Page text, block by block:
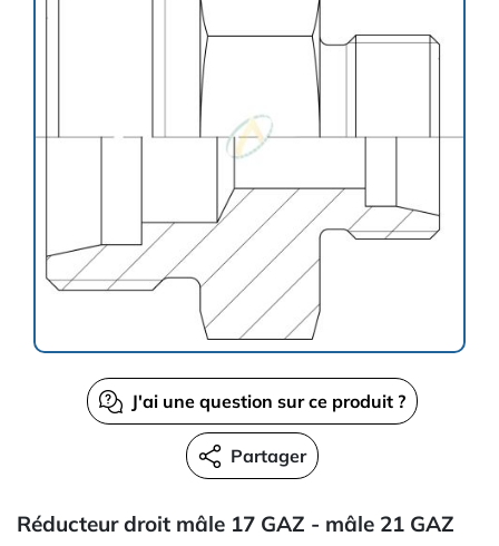
J'ai une question sur ce produit ?
Partager
Réducteur droit mâle 17 GAZ - mâle 21 GAZ